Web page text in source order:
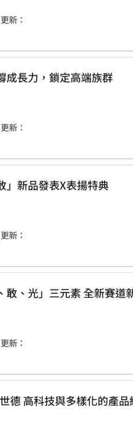
新：
成長力，鎖定高端族群
新：
新品發表X表揚特典
新：
優世德：融合「動、敢、
新：
2022 台灣50大：優世德 高科技與多